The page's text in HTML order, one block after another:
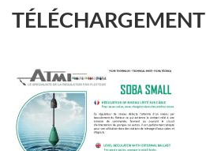
TÉLÉCHARGEMENT